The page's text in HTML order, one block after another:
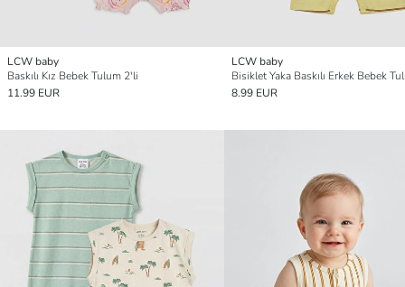
LCW baby
Baskılı Kız Bebek Tulum 2'li
11.99 EUR
LCW baby
Bisiklet Yaka Baskılı Erkek Bebek
8.99 EUR